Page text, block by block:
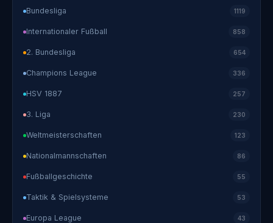
Bundesliga 1119
Internationaler Fußball 858
2. Bundesliga 654
Champions League 336
HSV 1887 257
3. Liga 230
Weltmeisterschaften 123
Nationalmannschaften 86
Fußballgeschichte 55
Taktik & Spielsysteme 53
Europa League 43